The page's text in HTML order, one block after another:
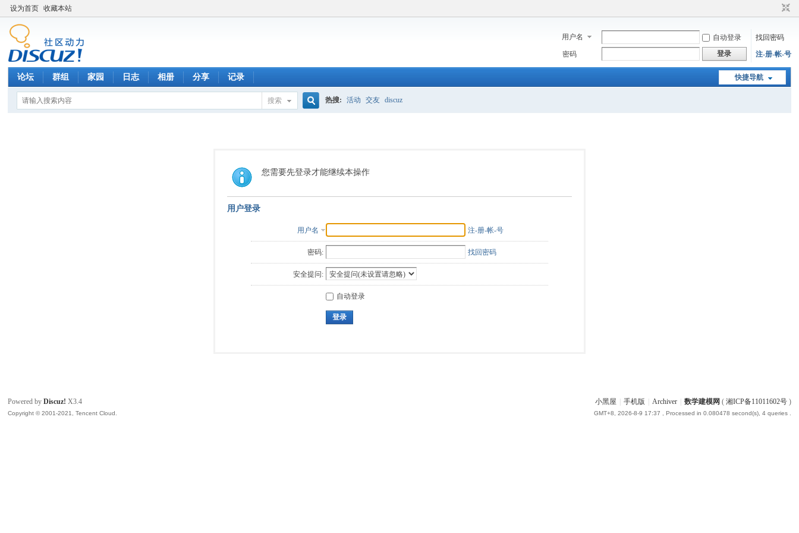
设为首页 收藏本站
用户名 自动登录
找回密码
密码
登录 注-册-帐-号
快捷导航
论坛 群组 家园 日志 相册 分享 记录
搜索
索
热搜: 活动 交友 discuz
您需要先登录才能继续本操作
用户登录
用户名 注-册-帐-号
密码: 找回密码
安全提问:
自动登录
登录
小黑屋 手机版 Archiver 数学建模网 ( 湘ICP备11011602号)
GMT+8, 2026-8-9 17:37 , Processed in 0.080478 second(s), 4 queries .
Powered byDiscuz! X3.4
Copyright © 2001-2021, Tencent Cloud.